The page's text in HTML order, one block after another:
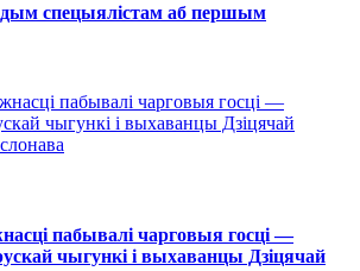
спецыялістам аб першым
пабывалі чарговыя госці —
чыгункі і выхаванцы Дзіцячай